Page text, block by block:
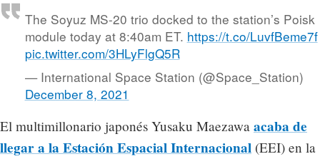
The Soyuz MS-20 trio docked to the station’s Poisk
module today at 8:40am ET. https://t.co/LuvfBeme7f
pic.twitter.com/3HLyFlgQ5R
— International Space Station (@Space_Station)
December 8, 2021
El multimillonario japonés Yusaku Maezawa acaba de
llegar a la Estación Espacial Internacional (EEI) en la